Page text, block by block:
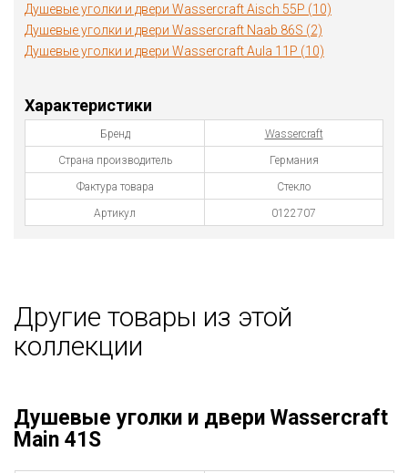
Душевые уголки и двери Wassercraft Aisch 55P (10)
Душевые уголки и двери Wassercraft Naab 86S (2)
Душевые уголки и двери Wassercraft Aula 11P (10)
Характеристики
Бренд Wassercraft
Страна производитель Германия
Фактура товара Стекло
Артикул 0122707
Другие товары из этой
коллекции
Душевые уголки и двери Wassercraft
Main 41S